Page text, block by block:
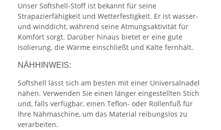
Unser Softshell-Stoff ist bekannt für seine
Strapazierfähigkeit und Wetterfestigkeit. Er ist wasser-
und winddicht, während seine Atmungsaktivität für
Komfort sorgt. Darüber hinaus bietet er eine gute
Isolierung, die Wärme einschließt und Kälte fernhält.
NÄHHINWEIS:
Softshell lässt sich am besten mit einer Universalnadel
nähen. Verwenden Sie einen länger eingestellten Stich
und, falls verfügbar, einen Teflon- oder Rollenfuß für
Ihre Nähmaschine, um das Material reibungslos zu
verarbeiten.